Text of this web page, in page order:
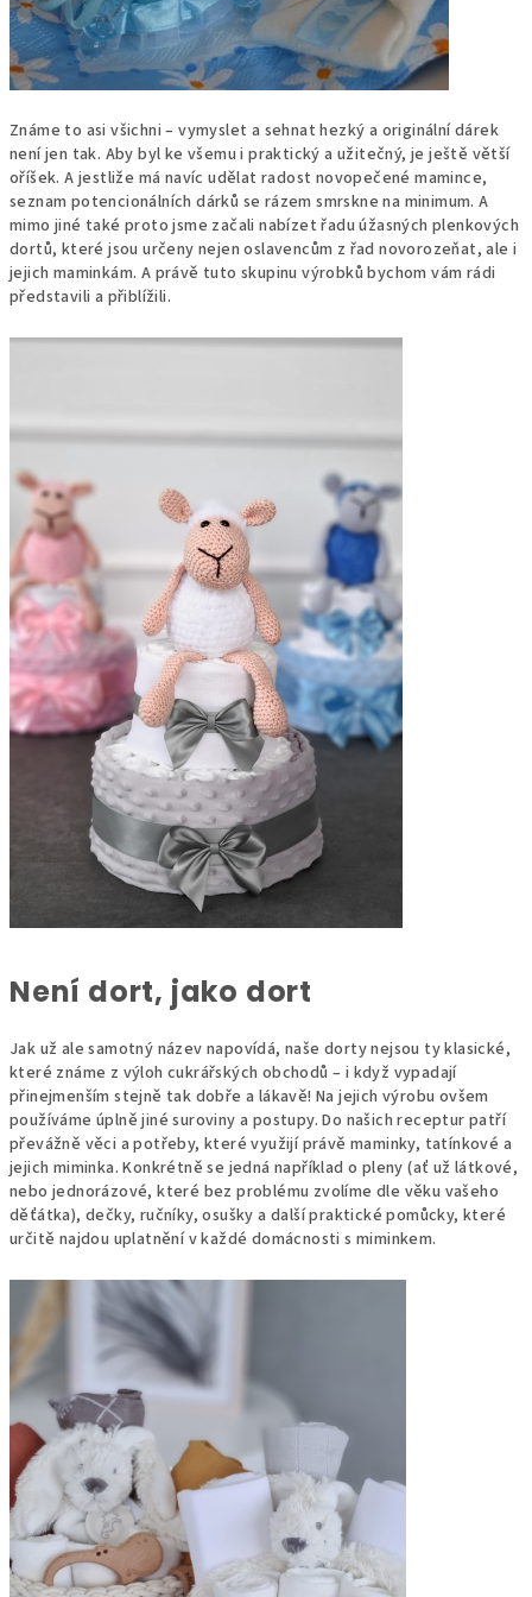
Známe to asi všichni – vymyslet a sehnat hezký a originální dárek
není jen tak. Aby byl ke všemu i praktický a užitečný, je ještě větší
oříšek. A jestliže má navíc udělat radost novopečené mamince,
seznam potencionálních dárků se rázem smrskne na minimum. A
mimo jiné také proto jsme začali nabízet řadu úžasných plenkových
dortů, které jsou určeny nejen oslavencům z řad novorozeňat, ale i
jejich maminkám. A právě tuto skupinu výrobků bychom vám rádi
představili a přiblížili.
Není dort, jako dort
Jak už ale samotný název napovídá, naše dorty nejsou ty klasické,
které známe z výloh cukrářských obchodů – i když vypadají
přinejmenším stejně tak dobře a lákavě! Na jejich výrobu ovšem
používáme úplně jiné suroviny a postupy. Do našich receptur patří
převážně věci a potřeby, které využijí právě maminky, tatínkové a
jejich miminka. Konkrétně se jedná například o pleny (ať už látkové,
nebo jednorázové, které bez problému zvolíme dle věku vašeho
děťátka), dečky, ručníky, osušky a další praktické pomůcky, které
určitě najdou uplatnění v každé domácnosti s miminkem.